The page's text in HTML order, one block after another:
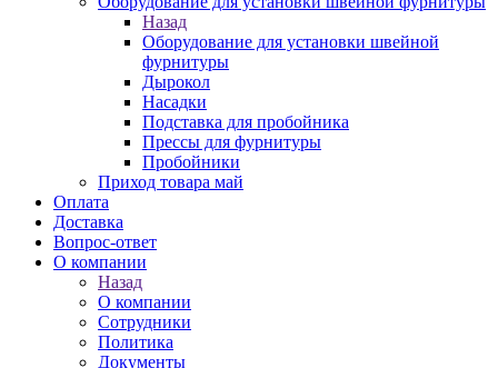
Назад
Оборудование для установки швейной
фурнитуры
Дырокол
Насадки
Подставка для пробойника
Прессы для фурнитуры
Пробойники
Приход товара май
Оплата
Доставка
Вопрос-ответ
О компании
Назад
О компании
Сотрудники
Политика
Документы